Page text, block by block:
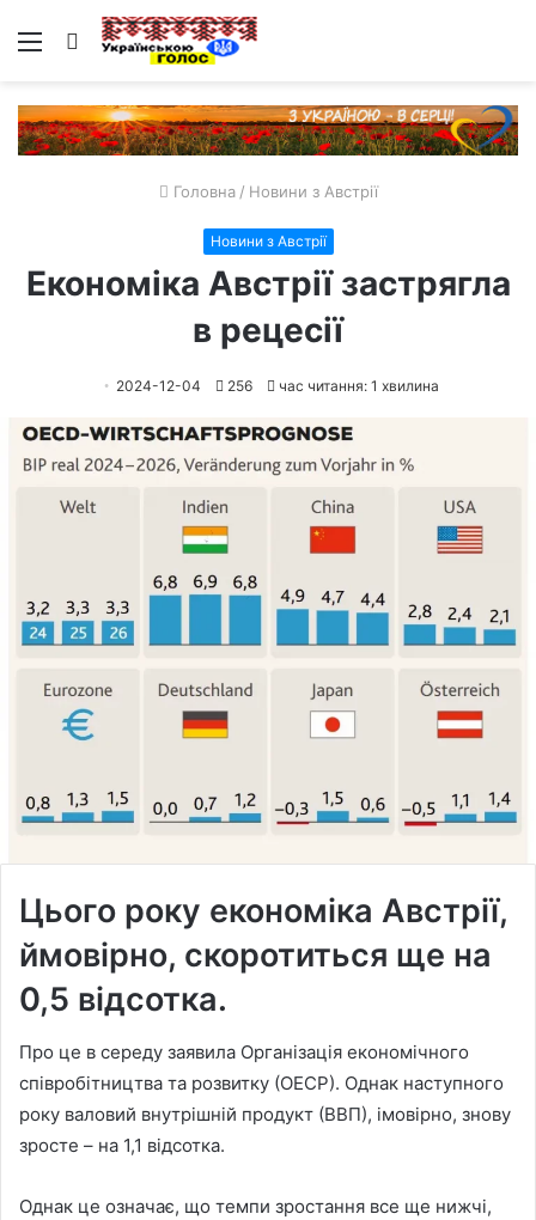
Меню Пошук
Головна / Новини з Австрії
Новини з Австрії
Економіка Австрії застрягла
в рецесії
2024-12-04 256 час читання: 1 хвилина
Цього року економіка Австрії,
ймовірно, скоротиться ще на
0,5 відсотка.
Про це в середу заявила Організація економічного
співробітництва та розвитку (ОЕСР). Однак наступного
року валовий внутрішній продукт (ВВП), імовірно, знову
зросте – на 1,1 відсотка.
Однак це означає, що темпи зростання все ще нижчі,